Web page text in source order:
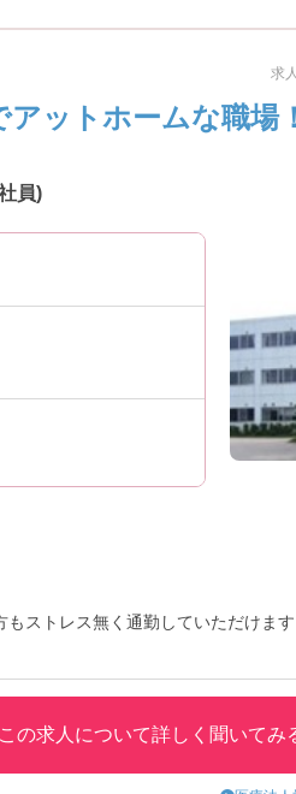
求
アットホームな職場
員)
ストレス無く通勤していただけま
この求人について詳しく聞いてみ